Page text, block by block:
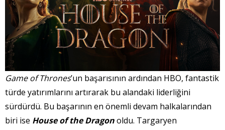
Game of Thrones’un başarısının ardından HBO, fantastik
türde yatırımlarını artırarak bu alandaki liderliğini
sürdürdü. Bu başarının en önemli devam halkalarından
biri ise House of the Dragonoldu. Targaryen